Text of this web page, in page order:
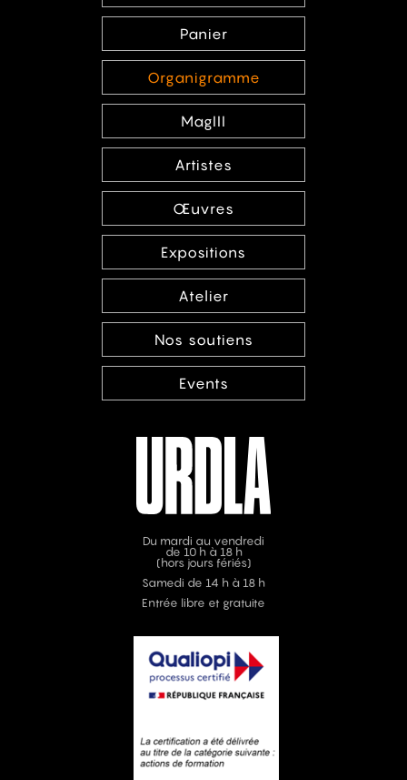
Panier
Organigramme
MagIII
Artistes
Œuvres
Expositions
Atelier
Nos soutiens
Events
Du mardi au vendredi
de 10 h à 18 h
(hors jours fériés)
Samedi de 14 h à 18 h
Entrée libre et gratuite